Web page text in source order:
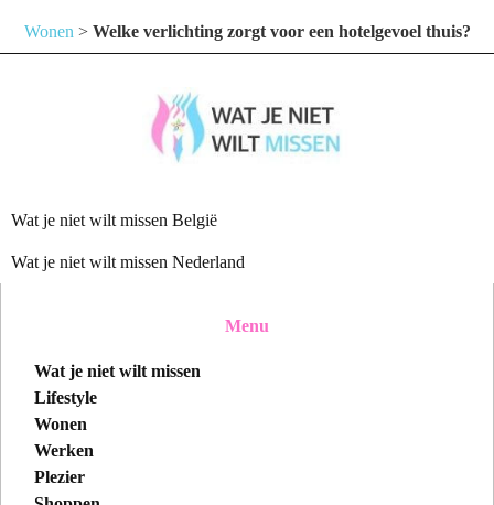
Wonen > Welke verlichting zorgt voor een hotelgevoel thuis?
Wat je niet wilt missen België
Wat je niet wilt missen Nederland
Menu
Wat je niet wilt missen
Lifestyle
Wonen
Werken
Plezier